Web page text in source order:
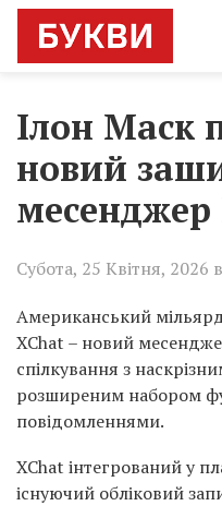
Ілон Маск
новий
месенджер
Субота, 25 Квітня, 2026
Американський
XChat – новий
спілкування з
розширеним набором
повідомленнями.
XChat інтегрований у
існуючий обліковий